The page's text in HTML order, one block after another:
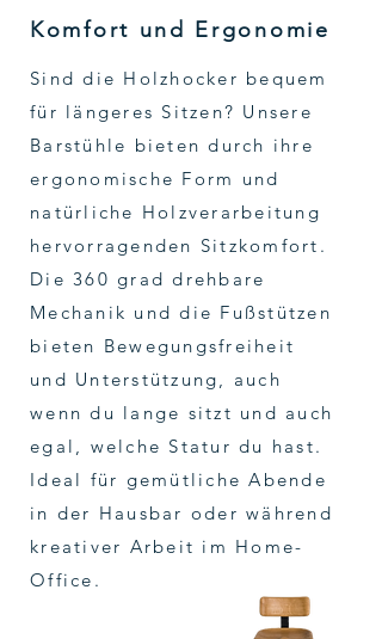
Komfort und Ergonomie
Sind die Holzhocker bequem
für längeres Sitzen? Unsere
Barstühle bieten durch ihre
ergonomische Form und
natürliche Holzverarbeitung
hervorragenden Sitzkomfort.
Die 360 grad drehbare
Mechanik und die Fußstützen
bieten Bewegungsfreiheit
und Unterstützung, auch
wenn du lange sitzt und auch
egal, welche Statur du hast.
Ideal für gemütliche Abende
in der Hausbar oder während
kreativer Arbeit im Home-
Office.